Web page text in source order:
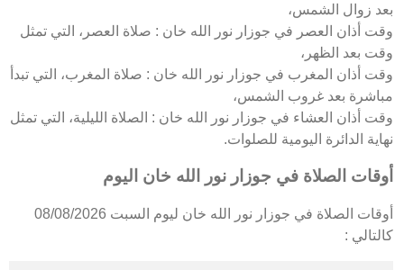
بعد زوال الشمس،
وقت أذان العصر في جوزار نور الله خان : صلاة العصر، التي تمثل
وقت بعد الظهر،
وقت أذان المغرب في جوزار نور الله خان : صلاة المغرب، التي تبدأ
مباشرة بعد غروب الشمس،
وقت أذان العشاء في جوزار نور الله خان : الصلاة الليلية، التي تمثل
نهاية الدائرة اليومية للصلوات.
أوقات الصلاة في جوزار نور الله خان اليوم
أوقات الصلاة في جوزار نور الله خان ليوم السبت 08/08/2026
كالتالي :